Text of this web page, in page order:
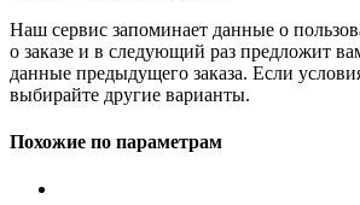
Наш сервис запоминает данные о
о заказе и в следующий раз предложит
данные предыдущего заказа. Если
выбирайте другие варианты.
Похожие по параметрам